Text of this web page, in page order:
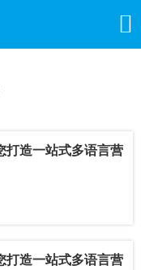

造一站式多语言营
造一站式多语言营